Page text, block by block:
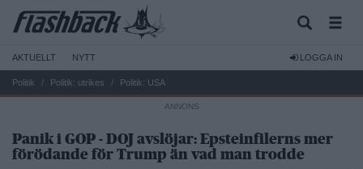
AKTUELLT NYTT LOGGA IN
Politik Politik: utrikes Politik: USA
Panik i GOP - DOJ avslöjar: Epsteinfilerns mer
förödande för Trump än vad man trodde